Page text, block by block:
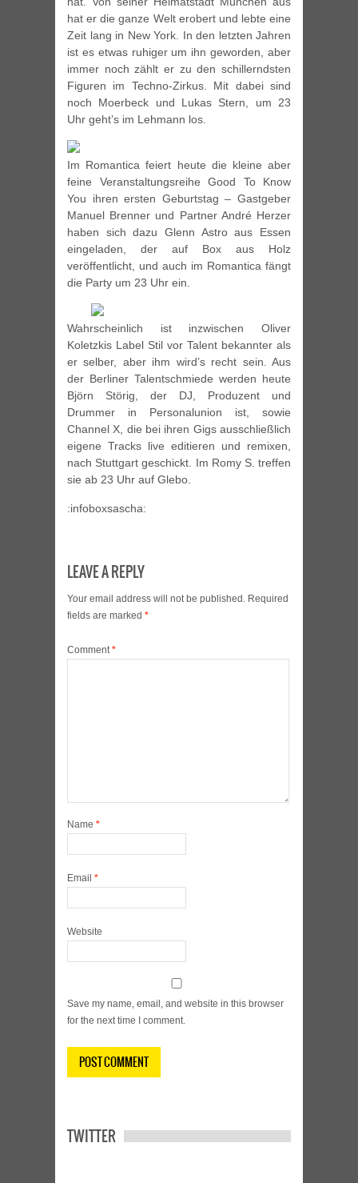
hat er die ganze Welt erobert und lebte eine
Zeit lang in New York. In den letzten Jahren
ist es etwas ruhiger um ihn geworden, aber
immer noch zählt er zu den schillerndsten
Figuren im Techno-Zirkus. Mit dabei sind
noch Moerbeck und Lukas Stern, um 23
Uhr geht’s im Lehmann los.
Im Romantica feiert heute die kleine aber
feine Veranstaltungsreihe Good To Know
You ihren ersten Geburtstag – Gastgeber
Manuel Brenner und Partner André Herzer
haben sich dazu Glenn Astro aus Essen
eingeladen, der auf Box aus Holz
veröffentlicht, und auch im Romantica fängt
die Party um 23 Uhr ein.
Wahrscheinlich ist inzwischen Oliver
Koletzkis Label Stil vor Talent bekannter als
er selber, aber ihm wird’s recht sein. Aus
der Berliner Talentschmiede werden heute
Björn Störig, der DJ, Produzent und
Drummer in Personalunion ist, sowie
Channel X, die bei ihren Gigs ausschließlich
eigene Tracks live editieren und remixen,
nach Stuttgart geschickt. Im Romy S. treffen
sie ab 23 Uhr auf Glebo.
:infoboxsascha:
LEAVE A REPLY
Your email address will not be published. Required
fields are marked *
Comment*
Name *
Email *
Website
Save my name, email, and website in this browser
for the next time I comment.
TWITTER